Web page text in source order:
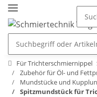
Für Trichterschmiernippel
Zubehör für Öl- und
Mundstücke und
Spitzmundstück für